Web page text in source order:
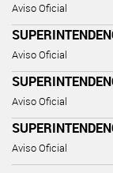
Aviso Oficial
Aviso Oficial
Aviso Oficial
Aviso Oficial